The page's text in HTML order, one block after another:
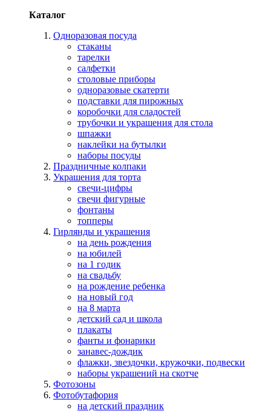
Каталог
Одноразовая посуда
стаканы
тарелки
салфетки
столовые приборы
одноразовые скатерти
подставки для пирожных
коробочки для сладостей
трубочки и украшения для стола
шпажки
наклейки на бутылки
наборы посуды
Праздничные колпаки
Украшения для торта
свечи-цифры
свечи фигурные
фонтаны
топперы
Гирлянды и украшения
на день рождения
на юбилей
на 1 годик
на свадьбу
на рождение ребенка
на новый год
на 8 марта
детский сад и школа
плакаты
фанты и фонарики
занавес-дождик
флажки, звездочки, кружочки, подвески
наборы украшений на скотче
Фотозоны
Фотобутафория
на детский праздник